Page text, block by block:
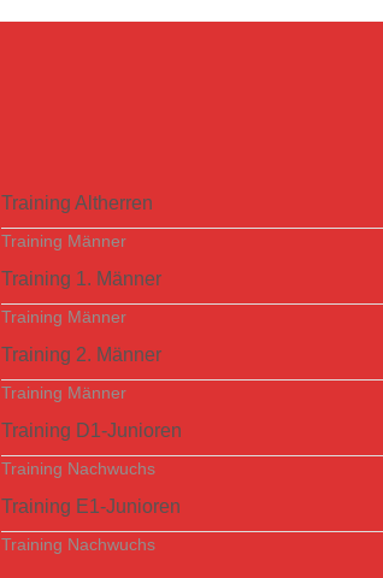
Training Altherren
Training Männer
Training 1. Männer
Training Männer
Training 2. Männer
Training Männer
Training D1-Junioren
Training Nachwuchs
Training E1-Junioren
Training Nachwuchs